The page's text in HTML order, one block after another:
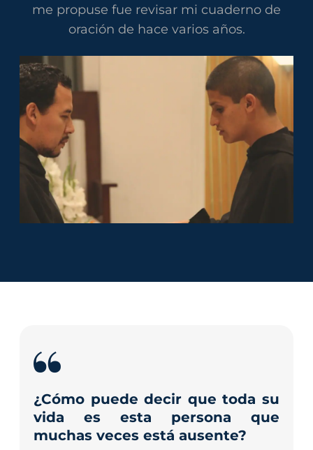
me propuse fue revisar mi cuaderno de
oración de hace varios años.
¿Cómo puede decir que toda su
vida es esta persona que
muchas veces está ausente?